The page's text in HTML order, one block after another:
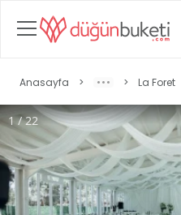
Anasayfa > > La Foret
1 / 22